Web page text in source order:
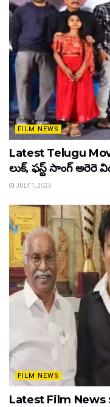
FILM NEWS
Latest Telugu
లుక్, ఫస్ట్ సాంగ్ అరెరె
JULY 1, 2025
FILM NEWS
Latest Film News